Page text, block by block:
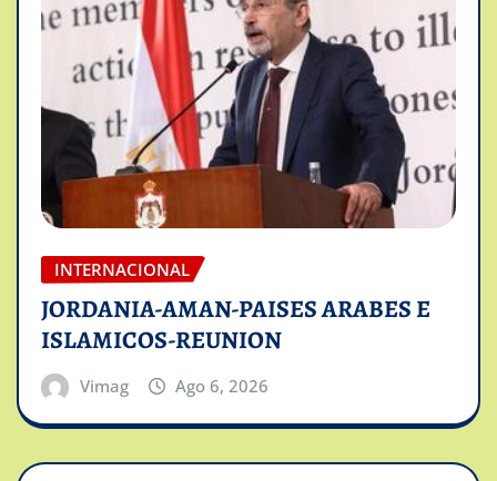
INTERNACIONAL
JORDANIA-AMAN-PAISES ARABES E
ISLAMICOS-REUNION
Vimag Ago 6, 2026